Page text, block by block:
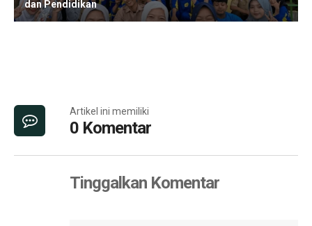
dan Pendidikan
Artikel ini memiliki
0 Komentar
Tinggalkan Komentar